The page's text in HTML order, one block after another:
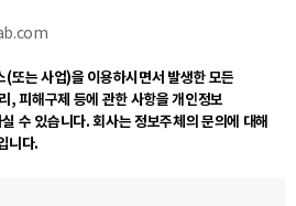
(또는 사업)을 이용하시면서 발생한 모든
, 피해구제 등에 관한 사항을 개인정보
수 있습니다. 회사는 정보주체의 문의에 대해
니다.